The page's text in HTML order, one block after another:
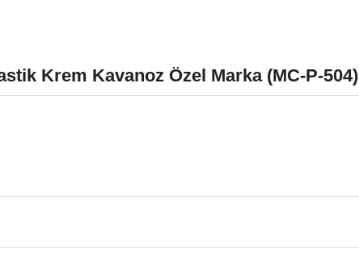
Krem Kavanoz Özel Marka (MC-P-504)